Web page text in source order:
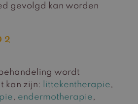
gevolgd kan worden
2
wordt
kan zijn:
littekentherapie,
, endermotherapie,